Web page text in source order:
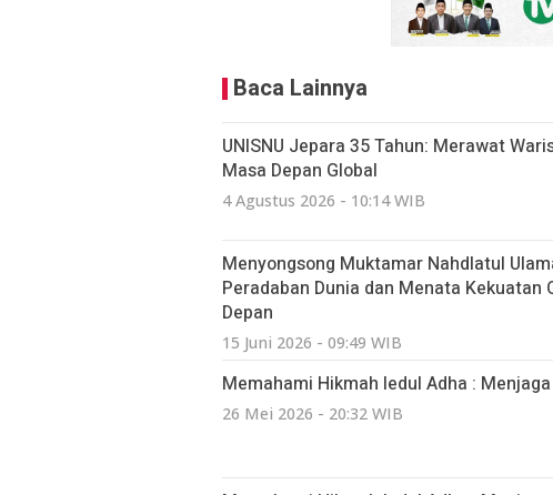
Baca Lainnya
UNISNU Jepara 35 Tahun: Merawat
Masa Depan Global
4 Agustus 2026 - 10:14 WIB
Menyongsong Muktamar Nahdlatul
Peradaban Dunia dan Menata Kekuatan
Depan
15 Juni 2026 - 09:49 WIB
Memahami Hikmah Iedul Adha :
26 Mei 2026 - 20:32 WIB